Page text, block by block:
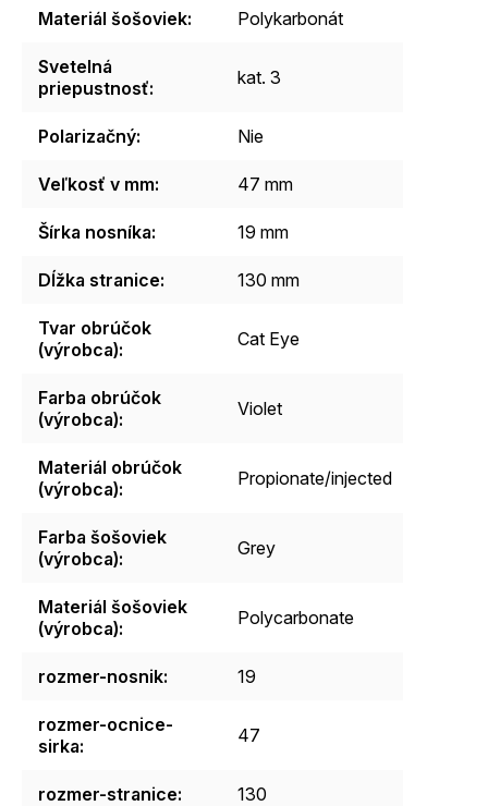
Materiál šošoviek: Polykarbonát
Svetelná
priepustnosť: kat. 3
Polarizačný: Nie
Veľkosť v mm: 47 mm
Šírka nosníka: 19 mm
Dĺžka stranice: 130 mm
Tvar obrúčok
(výrobca): Cat Eye
Farba obrúčok
(výrobca): Violet
Materiál obrúčok
(výrobca): Propionate/injected
Farba šošoviek
(výrobca): Grey
Materiál šošoviek
(výrobca): Polycarbonate
rozmer-nosnik: 19
rozmer-ocnice-
sirka: 47
rozmer-stranice: 130